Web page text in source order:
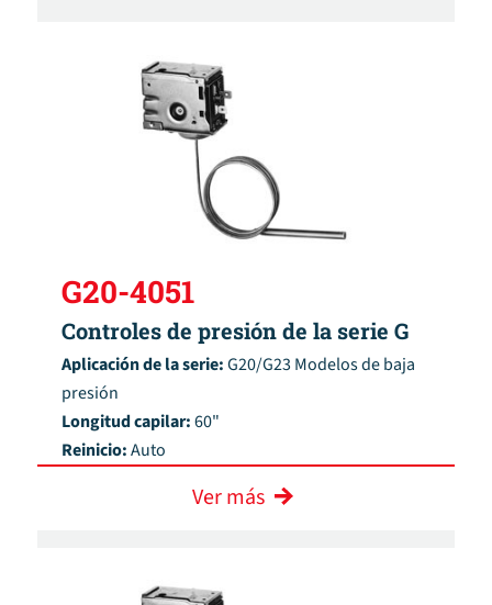
G20-4051
Controles de presión de la serie G
Aplicación de la serie:G20/G23 Modelos de baja
presión
Longitud capilar:60"
Reinicio:Auto
Ver más